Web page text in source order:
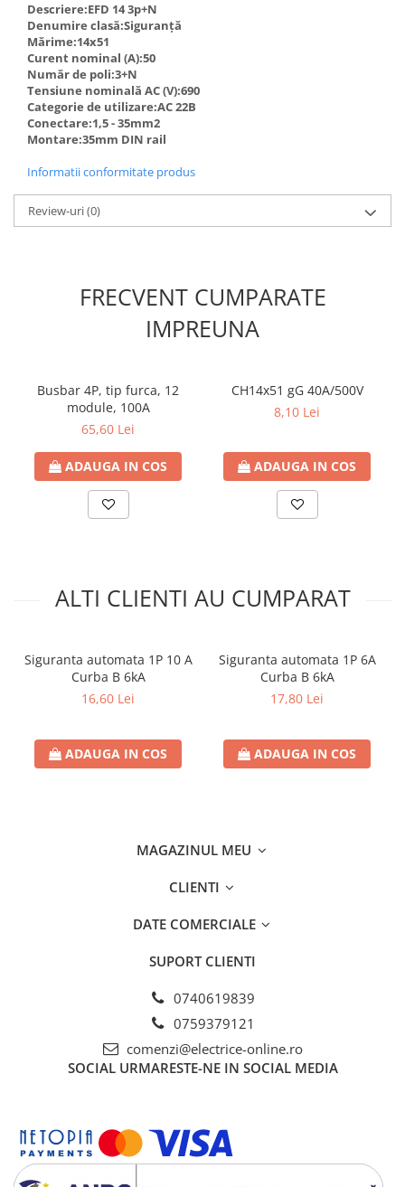
NYM-J
NYY-J
Cleme si accesorii
Accesorii tablou
Blocuri de distributie
Cleme derivatie
Dispozitive stingere incendii
Contoare de energie
Doze si aparataj modular
Separatoare si fuzibile de curent
continuu
Relee si contactoare modulare
Relee de timp
Relee monitorizare
Separatoare de sarcina
Sigurante fuzibile tip D II
SV comutator modular de sarcină
SPD - Descarcator - Protectie
Tablouri electrice
Tablouri electrice IP40
Descriere:EFD 14 3p+N
Denumire clasă:Siguranță
Mărime:14x51
Curent nominal (A):50
Număr de poli:3+N
Tensiune nominală AC (V):690
Categorie de utilizare:AC 22B
Conectare:1,5 - 35mm2
Montare:35mm DIN rail
Informatii conformitate produs
Review-uri(0)
FRECVENT CUMPARATE
IMPREUNA
Busbar 4P, tip furca, 12
module, 100A
65,60 Lei
ADAUGA IN COS
CH14x51 gG 40A/500V
8,10 Lei
ADAUGA IN COS
ALTI CLIENTI AU CUMPARAT
Siguranta automata 1P 10 A
Curba B 6kA
16,60 Lei
ADAUGA IN COS
Siguranta automata 1P 6A
Curba B 6kA
17,80 Lei
ADAUGA IN COS
MAGAZINUL MEU
CLIENTI
DATE COMERCIALE
SUPORT CLIENTI
0740619839
0759379121
comenzi@electrice-online.ro
SOCIAL URMARESTE-NE IN SOCIAL MEDIA